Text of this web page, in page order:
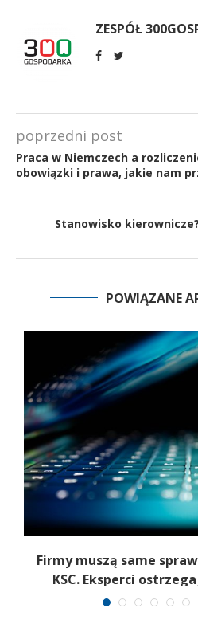
ZESPÓŁ
poprzedni post
Praca w Niemczech a
obowiązki i prawa, jakie nam
Stanowisko
POWIĄZANE
Firmy muszą same
KSC. Eksperci